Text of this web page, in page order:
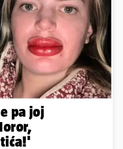
pa joj